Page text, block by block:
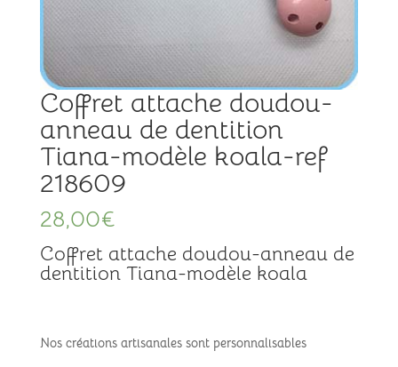
Coffret attache doudou-
anneau de dentition
Tiana-modèle koala-ref
218609
28,00€
Coffret attache doudou-anneau de
dentition Tiana-modèle koala
Nos créations artisanales sont personnalisables